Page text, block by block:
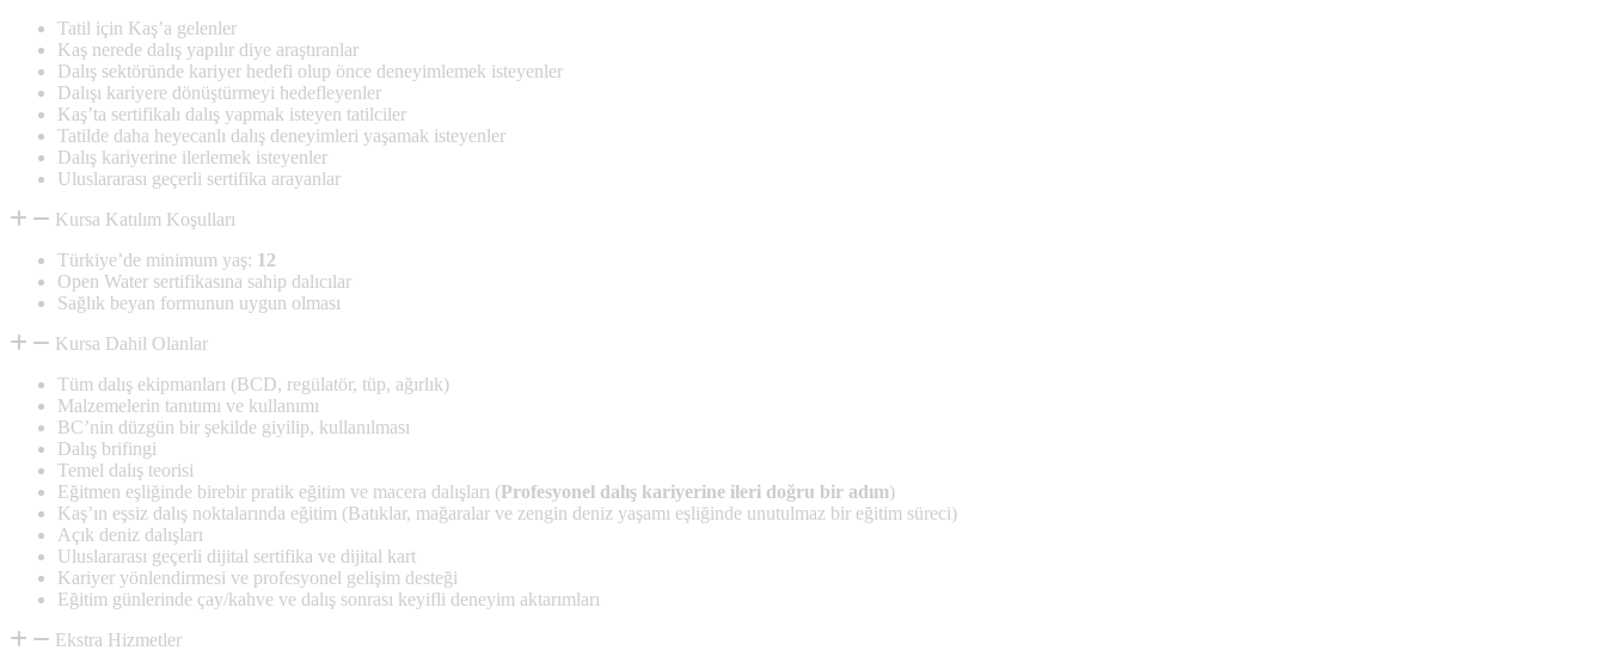
Tatil için Kaş’a gelenler
Kaş nerede dalış yapılır diye araştıranlar
Dalış sektöründe kariyer hedefi olup önce deneyimlemek isteyenler
Dalışı kariyere dönüştürmeyi hedefleyenler
Kaş’ta sertifikalı dalış yapmak isteyen tatilciler
Tatilde daha heyecanlı dalış deneyimleri yaşamak isteyenler
Dalış kariyerine ilerlemek isteyenler
Uluslararası geçerli sertifika arayanlar
Kursa Katılım Koşulları
Türkiye’de minimum yaş: 12
Open Water sertifikasına sahip dalıcılar
Sağlık beyan formunun uygun olması
Kursa Dahil Olanlar
Tüm dalış ekipmanları (BCD, regülatör, tüp, ağırlık)
Malzemelerin tanıtımı ve kullanımı
BC’nin düzgün bir şekilde giyilip, kullanılması
Dalış brifingi
Temel dalış teorisi
Eğitmen eşliğinde birebir pratik eğitim ve macera dalışları (Profesyonel dalış kariyerine ileri doğru bir adım)
Kaş’ın eşsiz dalış noktalarında eğitim (Batıklar, mağaralar ve zengin deniz yaşamı eşliğinde unutulmaz bir eğitim süreci)
Açık deniz dalışları
Uluslararası geçerli dijital sertifika ve dijital kart
Kariyer yönlendirmesi ve profesyonel gelişim desteği
Eğitim günlerinde çay/kahve ve dalış sonrası keyifli deneyim aktarımları
Ekstra Hizmetler